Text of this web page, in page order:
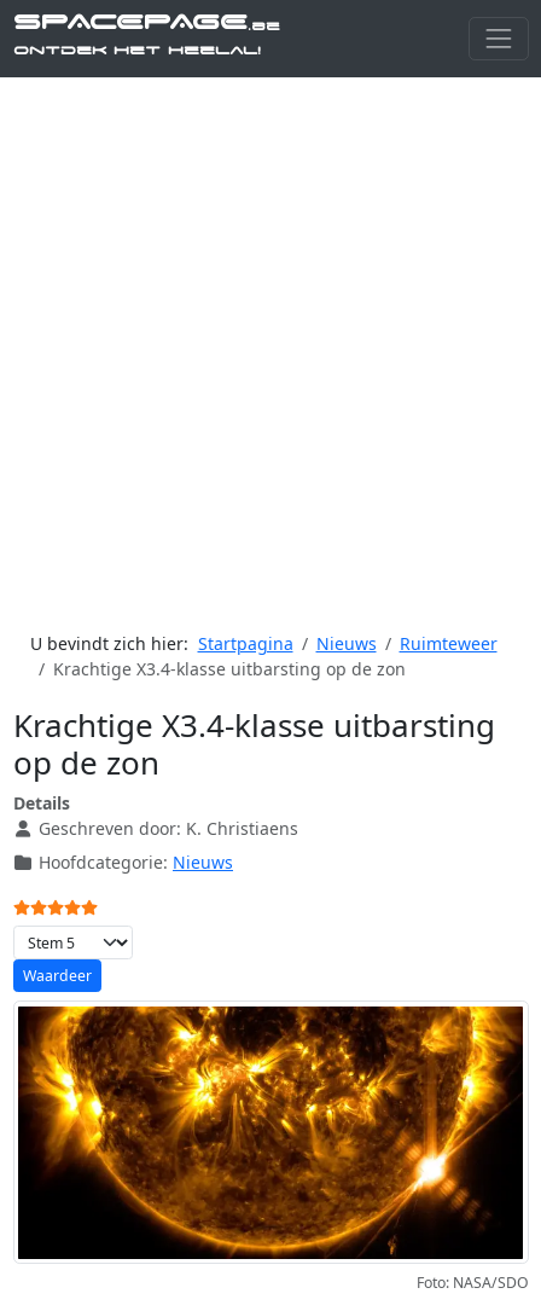
SPACEPAGE.be
Ontdek het heelal!
U bevindt zich hier: Startpagina Nieuws
Ruimteweer
Krachtige X3.4-klasse uitbarsting op de zon
Krachtige X3.4-klasse uitbarsting
op de zon
Details
Geschreven door: K. Christiaens
Hoofdcategorie: Nieuws
Gebruikerswaardering:
Voeg waardering toe
Foto: NASA/SDO